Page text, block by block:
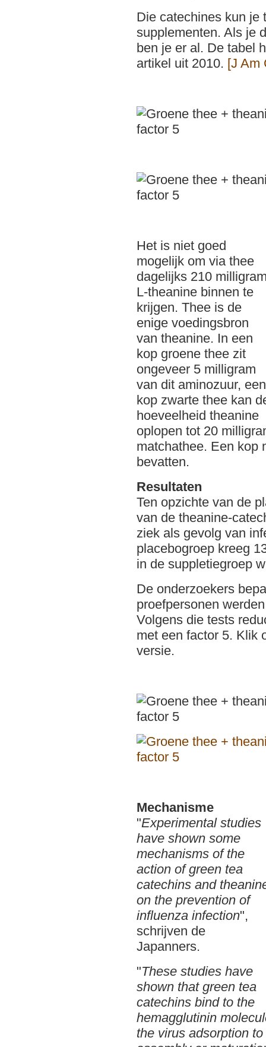
Die catechines kun je
supplementen. Als je
ben je er al. De tabel
artikel uit 2010. [J Am
Het is niet goed
mogelijk om via thee
dagelijks 210
L-theanine binnen te
krijgen. Thee is de
enige voedingsbron
van theanine. In een
kop groene thee zit
ongeveer 5 milligram
van dit aminozuur, een
kop zwarte thee kan
hoeveelheid theanine
oplopen tot 20
matchathee. Een kop
bevatten.
Resultaten
Ten opzichte van de
van de theanine-
ziek als gevolg van
placebogroep kreeg
in de suppletiegroep
De onderzoekers
proefpersonen
Volgens die tests
met een factor 5. Klik
versie.
Mechanisme
"Experimental studies
have shown some
mechanisms of the
action of green tea
catechins and
on the prevention of
influenza infection",
schrijven de
Japanners.
"These studies have
shown that green tea
catechins bind to the
hemagglutinin
the virus adsorption